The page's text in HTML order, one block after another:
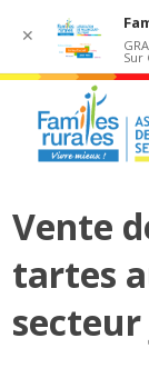
Vente
tartes
secteur
✕
Sur